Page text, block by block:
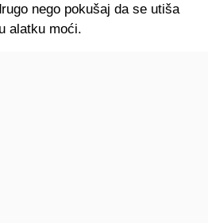
nego pokušaj da se utiša
alatku moći.